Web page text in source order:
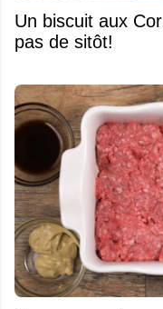
Un biscuit aux
pas de sitôt!